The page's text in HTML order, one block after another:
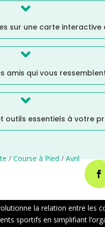

sur une carte interactive

amis qui vous

outils essentiels à votre
/Course à Pied/Avril
la relation entre les
sportifs en simplifiant